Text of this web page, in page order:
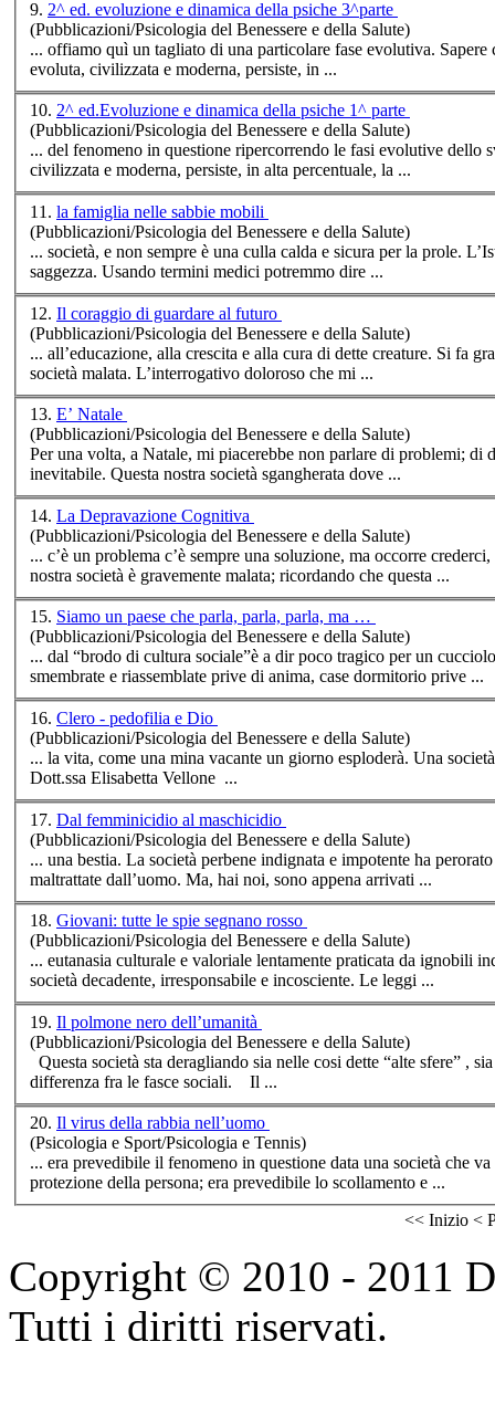
9. 2^ ed. evoluzione e dinamica della psiche 3^parte
(Pubblicazioni/Psicologia del Benessere e della Salute)
evoluta, civilizzata e moderna, persiste, in ...
10. 2^ ed.Evoluzione e dinamica della psiche 1^ parte
(Pubblicazioni/Psicologia del Benessere e della Salute)
civilizzata e moderna, persiste, in alta percentuale, la ...
11. la famiglia nelle sabbie mobili
(Pubblicazioni/Psicologia del Benessere e della Salute)
... società, e non sempre è una culla calda e sicura per la prole. L’Istituto famiglia è malato, ha perso identità, carattere, autorevolezza, buonsenso e
saggezza. Usando termini medici potremmo dire ...
12. Il coraggio di guardare al futuro
(Pubblicazioni/Psicologia del Benessere e della Salute)
... all’educazione, alla crescita e alla cura di dette creature. Si fa
società
malata. L’interrogativo doloroso che mi ...
13. E’ Natale
(Pubblicazioni/Psicologia del Benessere e della Salute)
Per una volta, a Natale, mi piacerebbe non parlare di problemi; di disagi; di sofferenze, ma osservando le
inevitabile. Questa nostra società sgangherata dove ...
14. La Depravazione Cognitiva
(Pubblicazioni/Psicologia del Benessere e della Salute)
... c’è un problema c’è sempre una soluzione, ma occorre
nostra società è gravemente malata; ricordando che questa ...
15. Siamo un paese che parla, parla, parla, ma …
(Pubblicazioni/Psicologia del Benessere e della Salute)
... dal “brodo di cultura sociale”è a dir poco tragico per un
smembrate e riassemblate prive di anima, case dormitorio prive ...
16. Clero - pedofilia e Dio
(Pubblicazioni/Psicologia del Benessere e della Salute)
... la vita, come una mina vacante un giorno esploderà. Una società
Dott.ssa Elisabetta Vellone ...
17. Dal femminicidio al maschicidio
(Pubblicazioni/Psicologia del Benessere e della Salute)
... una bestia. La società perbene indignata e impotente ha
maltrattate dall’uomo. Ma, hai noi, sono appena arrivati ...
18. Giovani: tutte le spie segnano rosso
(Pubblicazioni/Psicologia del Benessere e della Salute)
... eutanasia culturale e valoriale lentamente
società decadente, irresponsabile e incosciente. Le leggi ...
19. Il polmone nero dell’umanità
(Pubblicazioni/Psicologia del Benessere e della Salute)
Questa società sta deragliando sia nelle cosi dette “alte sfere” ,
differenza fra le fasce sociali. Il ...
20. Il virus della rabbia nell’uomo
(Psicologia e Sport/Psicologia e Tennis)
... era prevedibile il fenomeno in questione data una società che va
protezione della persona; era prevedibile lo scollamento e ...
<< Inizio<
Copyright © 2010 - 2011
Tutti i diritti riservati.